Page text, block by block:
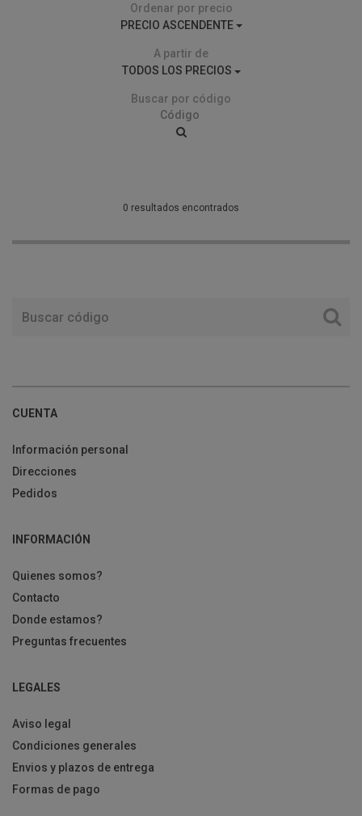
Ordenar por precio
PRECIO ASCENDENTE
A partir de
TODOS LOS PRECIOS
Buscar por código
0 resultados encontrados
CUENTA
Información personal
Direcciones
Pedidos
INFORMACIÓN
Quienes somos?
Contacto
Donde estamos?
Preguntas frecuentes
LEGALES
Aviso legal
Condiciones generales
Envios y plazos de entrega
Formas de pago